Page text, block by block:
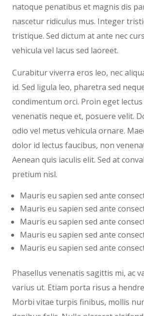
natoque penatibus et magnis dis
nascetur ridiculus mus. Integer
tristique. Sed dictum at ante nec
vehicula vel lacus sed laoreet.
Curabitur viverra eros leo, nec
id. Sed ligula leo, pharetra sed
condimentum orci. Proin eget lectus
venenatis neque et, posuere velit.
odio vel metus vehicula ornare.
dolor id lectus faucibus, non
Aenean quis iaculis elit. Sed at
pretium nisl.
Mauris eu sapien sed ante
Mauris eu sapien sed ante
Mauris eu sapien sed ante
Mauris eu sapien sed ante
Mauris eu sapien sed ante
Phasellus venenatis sagittis mi, ac
varius ut. Etiam porta risus a
Morbi vitae turpis finibus, mollis